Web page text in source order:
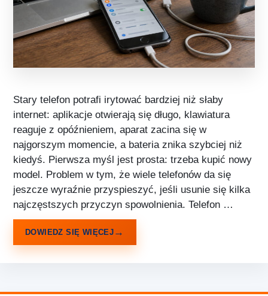
Stary telefon potrafi irytować bardziej niż słaby
internet: aplikacje otwierają się długo, klawiatura
reaguje z opóźnieniem, aparat zacina się w
najgorszym momencie, a bateria znika szybciej niż
kiedyś. Pierwsza myśl jest prosta: trzeba kupić nowy
model. Problem w tym, że wiele telefonów da się
jeszcze wyraźnie przyspieszyć, jeśli usunie się kilka
najczęstszych przyczyn spowolnienia. Telefon …
DOWIEDZ SIĘ WIĘCEJ